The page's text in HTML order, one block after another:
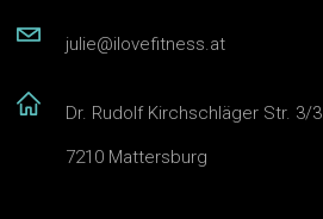
julie@ilovefitness.at
Dr. Rudolf Kirchschläger Str. 3/3
7210 Mattersburg